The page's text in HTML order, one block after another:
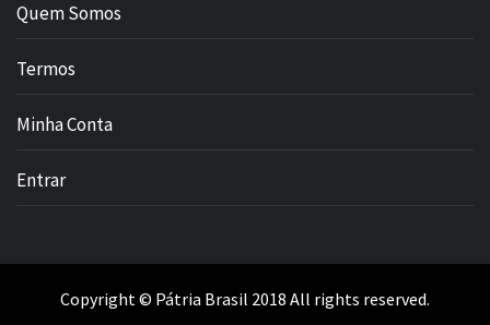
Quem Somos
Termos
Minha Conta
Entrar
Copyright © Pátria Brasil 2018 All rights reserved.